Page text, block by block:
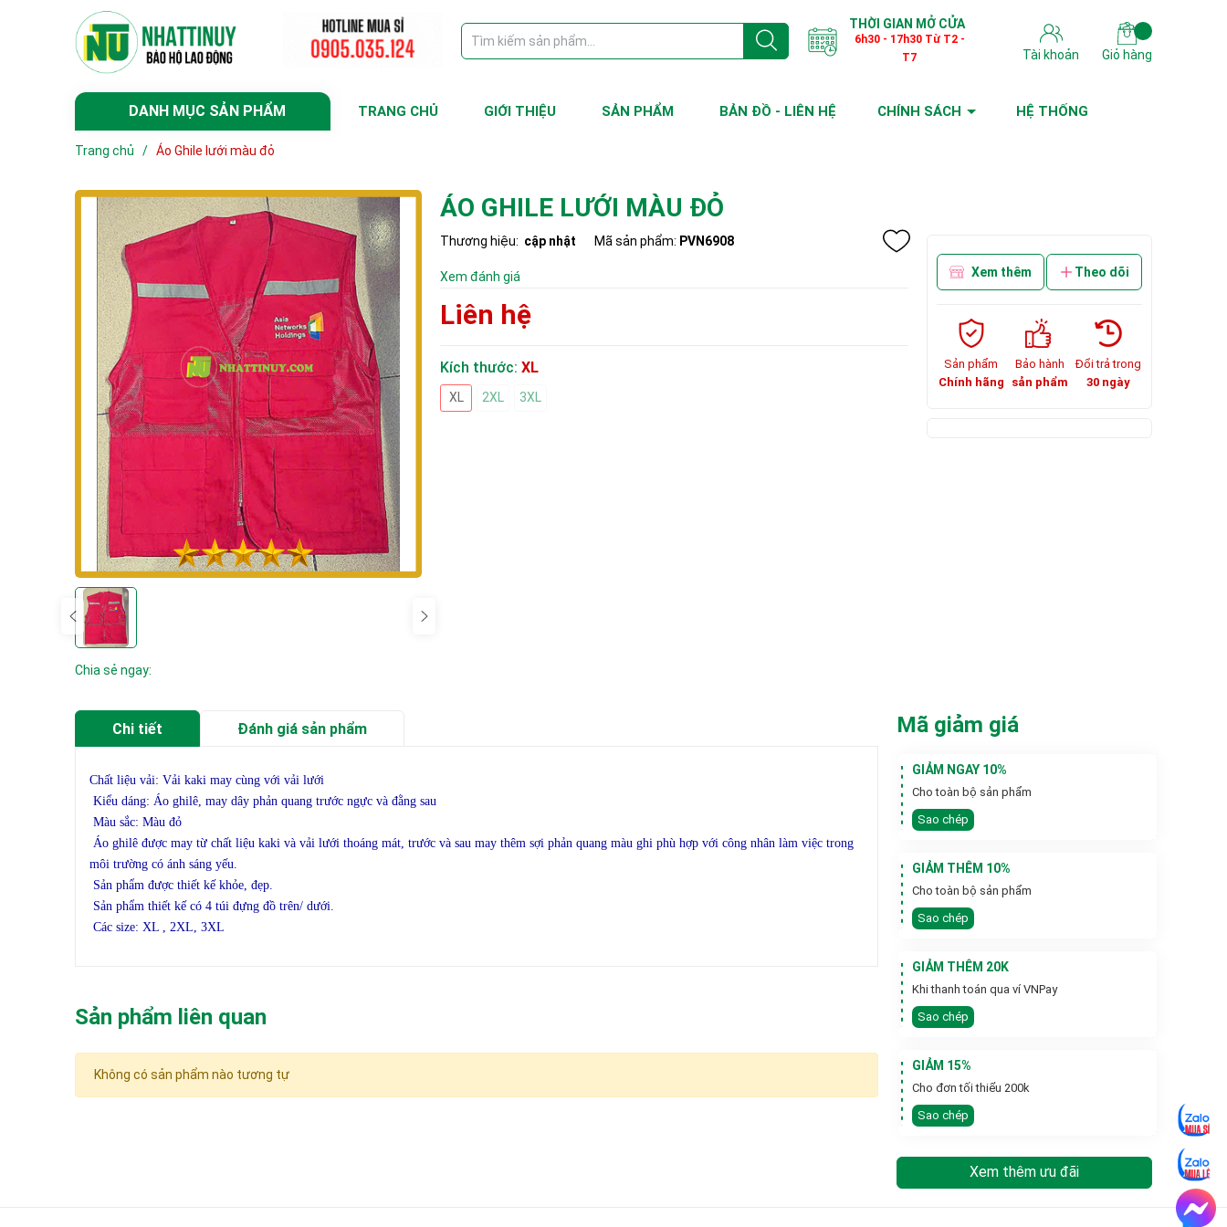
THỜI GIAN MỞ CỬA
6h30 - 17h30 Từ T2 -
T7
Tài khoản Giỏ hàng
DANH MỤC SẢN PHẨM TRANG CHỦ GIỚI THIỆU SẢN PHẨM BẢN ĐỒ - LIÊN HỆ CHÍNH SÁCH HỆ THỐNG
Trang chủ / Áo Ghile lưới màu đỏ
Chia sẻ ngay:
ÁO GHILE LƯỚI MÀU ĐỎ
Thương hiệu: cập nhật Mã sản phẩm: PVN6908
Xem đánh giá
Liên hệ
Kích thước: XL
XL 2XL 3XL
Xem thêm Theo dõi
Sản phẩm
Chính hãng
Bảo hành
sản phẩm
Đổi trả trong
30 ngày
Chi tiết Đánh giá sản phẩm
Chất liệu vải: Vải kaki may cùng với vải lưới
Kiểu dáng: Áo ghilê, may dây phản quang trước ngực và đằng sau
Màu sắc: Màu đỏ
Áo ghilê được may từ chất liệu kaki và vải lưới thoáng mát, trước và sau may thêm sợi phản quang màu ghi phù hợp với công nhân làm việc trong
môi trường có ánh sáng yếu.
Sản phẩm được thiết kế khỏe, đẹp.
Sản phẩm thiết kế có 4 túi đựng đồ trên/ dưới.
Các size: XL , 2XL, 3XL
Sản phẩm liên quan
Không có sản phẩm nào tương tự
Mã giảm giá
GIẢM NGAY 10%
Cho toàn bộ sản phẩm
Sao chép
GIẢM THÊM 10%
Cho toàn bộ sản phẩm
Sao chép
GIẢM THÊM 20K
Khi thanh toán qua ví VNPay
Sao chép
GIẢM 15%
Cho đơn tối thiểu 200k
Sao chép
Xem thêm ưu đãi